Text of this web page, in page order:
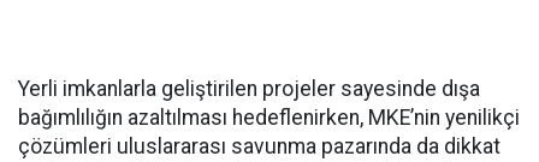
Yerli imkanlarla geliştirilen projeler sayesinde dışa
bağımlılığın azaltılması hedeflenirken, MKE’nin yenilikçi
çözümleri uluslararası savunma pazarında da dikkat